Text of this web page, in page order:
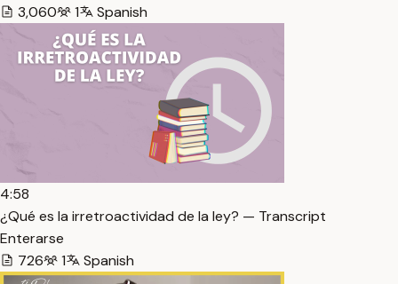
3,060
1 Spanish
4:58
¿Qué es la irretroactividad de la ley? — Transcript
Enterarse
726
1 Spanish